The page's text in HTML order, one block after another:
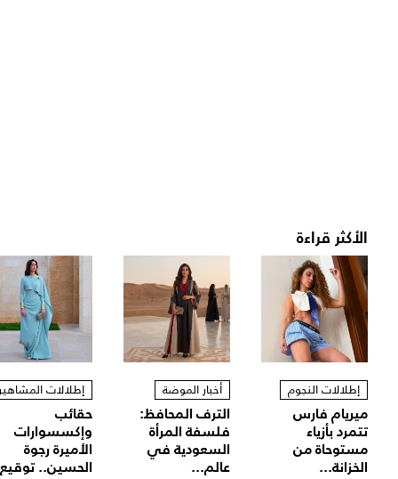
الأكثر قراءة
إطلالات النجوم
ميريام فارس
تتمرد بأزياء
مستوحاة من
الخزانة...
أخبار الموضة
الترف المحافظ:
فلسفة المرأة
السعودية في
عالم...
إطلالات
حقائب
وإكسسوارات
الأميرة رجوة
الحسين..